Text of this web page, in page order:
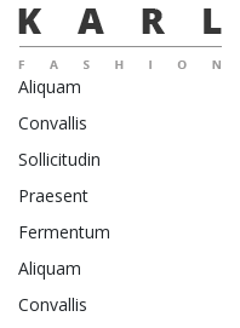
Aliquam
Convallis
Sollicitudin
Praesent
Fermentum
Aliquam
Convallis